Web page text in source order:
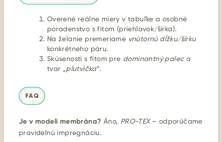
Overené reálne miery v tabuľke a osobné
poradenstvo s fitom (priehlavok/šírka).
Na želanie premeriame vnútornú dĺžku/šírku
konkrétneho páru.
Skúsenosti s fitom pre dominantný paleca
tvar „plutvička“.
FAQ
Je v modeli membrána? Áno, PRO-TEX– odporúčame
pravidelnú impregnáciu.